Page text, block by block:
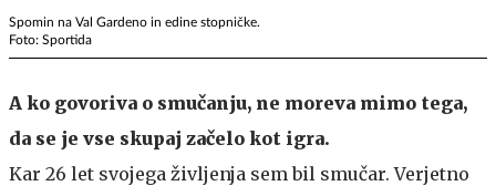
Spomin na Val Gardeno in edine stopničke.
Foto: Sportida
A ko govoriva o smučanju, ne moreva mimo tega,
da se je vse skupaj začelo kot igra.
Kar 26 let svojega življenja sem bil smučar. Verjetno